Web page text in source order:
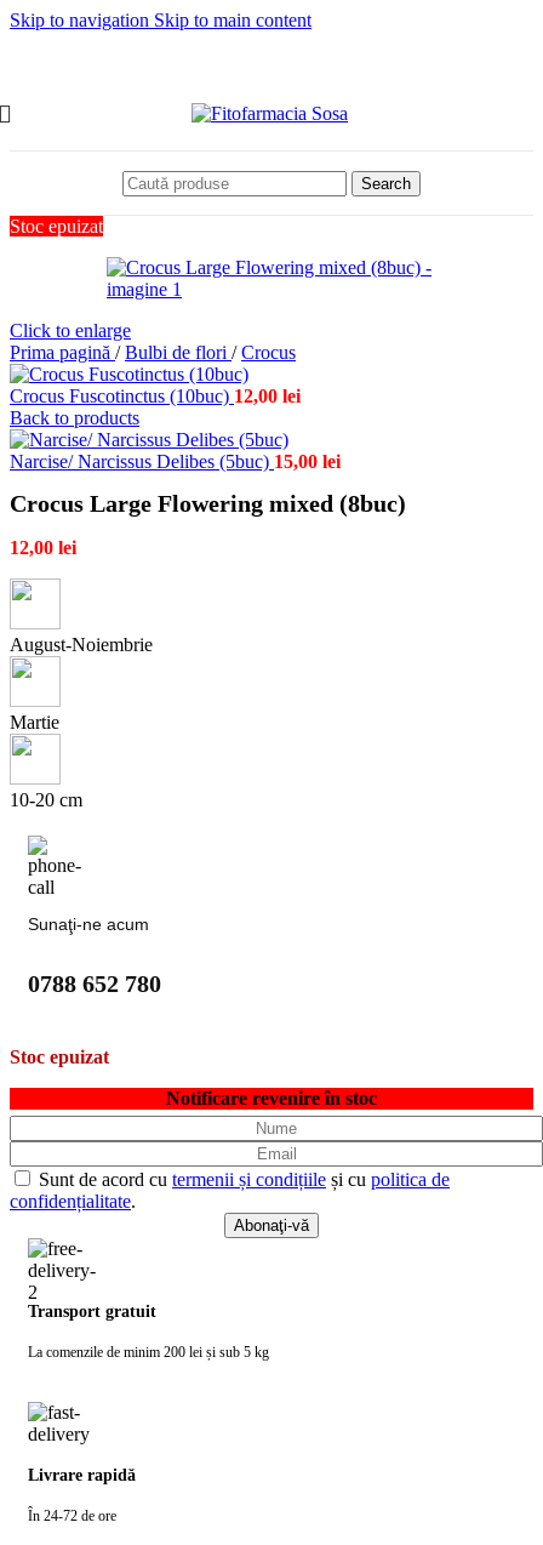
Skip to navigation Skip to main content
Search
Stoc epuizat
Click to enlarge
Prima pagină / Bulbi de flori / Crocus
Crocus Fuscotinctus (10buc) 12,00 lei
Back to products
Narcise/ Narcissus Delibes (5buc) 15,00 lei
Crocus Large Flowering mixed (8buc)
12,00 lei
August-Noiembrie
Martie
10-20 cm
Sunaţi-ne acum
0788 652 780
Stoc epuizat
Notificare revenire în stoc
Sunt de acord cu termenii și condițiile și cu politica de
confidențialitate.
Transport gratuit
La comenzile de minim 200 lei și sub 5 kg
Livrare rapidă
În 24-72 de ore